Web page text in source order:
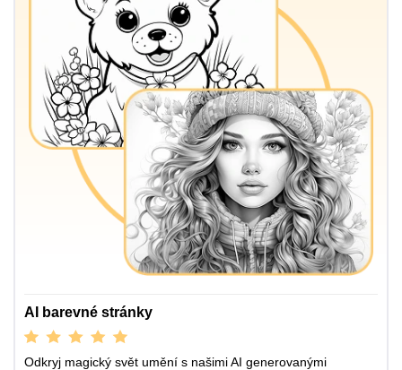
AI barevné stránky
Odkryj magický svět umění s našimi AI generovanými